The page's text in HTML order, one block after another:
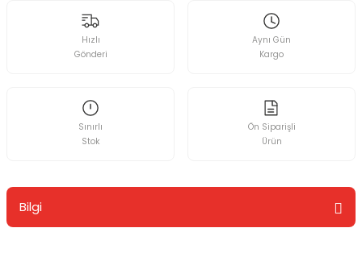
Hızlı
Gönderi
Aynı Gün
Kargo
Sınırlı
Stok
Ön Siparişli
Ürün
Bilgi